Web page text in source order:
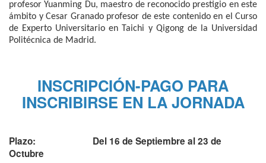
profesor Yuanming Du, maestro de reconocido prestigio en este
ámbito y Cesar Granado profesor de este contenido en el Curso
de Experto Universitario en Taichi y Qigong de la Universidad
Politécnica de Madrid.
INSCRIPCIÓN-PAGO PARA
INSCRIBIRSE EN LA JORNADA
Plazo: Del 16 de Septiembre al 23 de
Octubre